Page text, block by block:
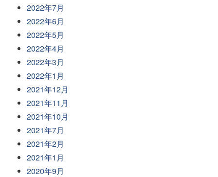
2022年7月
2022年6月
2022年5月
2022年4月
2022年3月
2022年1月
2021年12月
2021年11月
2021年10月
2021年7月
2021年2月
2021年1月
2020年9月